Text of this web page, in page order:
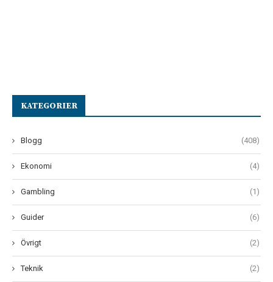
KATEGORIER
Blogg (408)
Ekonomi (4)
Gambling (1)
Guider (6)
Övrigt (2)
Teknik (2)